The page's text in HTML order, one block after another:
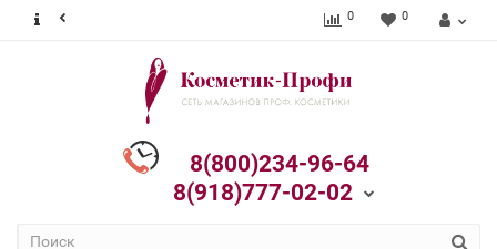
0 0
8(800)234-96-64
8(918)777-02-02